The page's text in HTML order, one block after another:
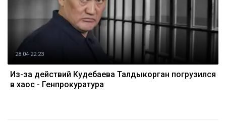
28.04 22:23
Из-за действий Кудебаева Талдыкорган погрузился
в хаос - Генпрокуратура